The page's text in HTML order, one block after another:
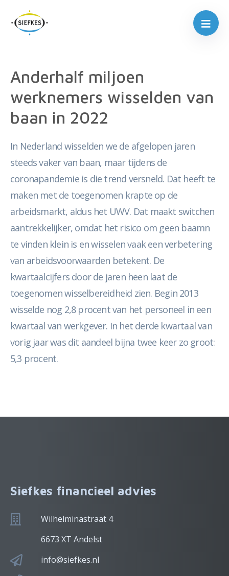
Anderhalf miljoen
werknemers wisselden van
baan in 2022
In Nederland wisselden we de afgelopen jaren
steeds vaker van baan, maar tijdens de
coronapandemie is die trend versneld. Dat heeft te
maken met de toegenomen krapte op de
arbeidsmarkt, aldus het UWV. Dat maakt switchen
aantrekkelijker, omdat het risico om geen baamn
te vinden klein is en wisselen vaak een verbetering
van arbeidsvoorwaarden betekent. De
kwartaalcijfers door de jaren heen laat de
toegenomen wisselbereidheid zien. Begin 2013
wisselde nog 2,8 procent van het personeel in een
kwartaal van werkgever. In het derde kwartaal van
vorig jaar was dit aandeel bijna twee keer zo groot:
5,3 procent.
Siefkes financieel advies
Wilhelminastraat 4
6673 XT Andelst
info@siefkes.nl